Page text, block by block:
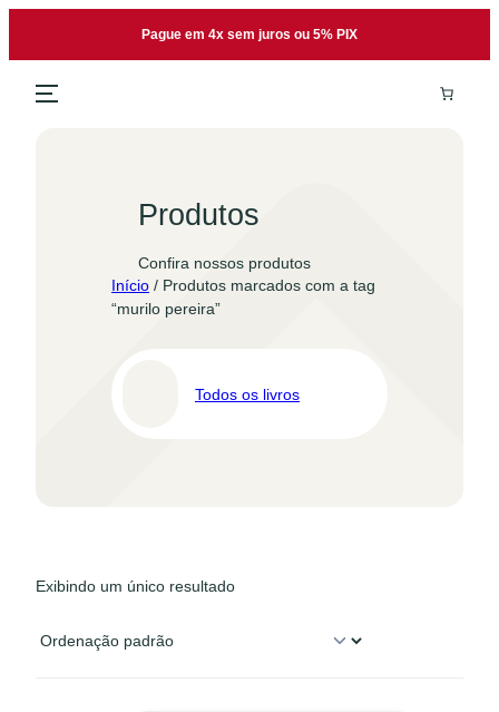
o
Pague em 4x sem juros ou 5% PIX
Produtos
Confira nossos produtos
Início / Produtos marcados com a tag
“murilo pereira”
Todos os livros
Exibindo um único resultado